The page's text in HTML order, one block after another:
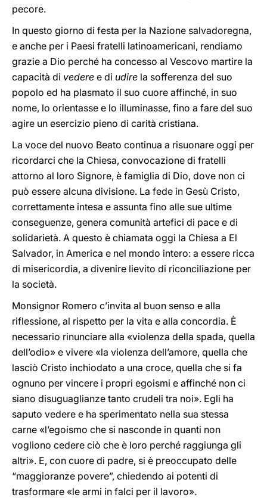
pecore.
In questo giorno di festa per la Nazione salvadoregna,
e anche per i Paesi fratelli latinoamericani, rendiamo
grazie a Dio perché ha concesso al Vescovo martire la
capacità di vedere e di udire la sofferenza del suo
popolo ed ha plasmato il suo cuore affinché, in suo
nome, lo orientasse e lo illuminasse, fino a fare del suo
agire un esercizio pieno di carità cristiana.
La voce del nuovo Beato continua a risuonare oggi per
ricordarci che la Chiesa, convocazione di fratelli
attorno al loro Signore, è famiglia di Dio, dove non ci
può essere alcuna divisione. La fede in Gesù Cristo,
correttamente intesa e assunta fino alle sue ultime
conseguenze, genera comunità artefici di pace e di
solidarietà. A questo è chiamata oggi la Chiesa a El
Salvador, in America e nel mondo intero: a essere ricca
di misericordia, a divenire lievito di riconciliazione per
la società.
Monsignor Romero c’invita al buon senso e alla
riflessione, al rispetto per la vita e alla concordia. È
necessario rinunciare alla «violenza della spada, quella
dell’odio» e vivere «la violenza dell’amore, quella che
lasciò Cristo inchiodato a una croce, quella che si fa
ognuno per vincere i propri egoismi e affinché non ci
siano disuguaglianze tanto crudeli tra noi». Egli ha
saputo vedere e ha sperimentato nella sua stessa
carne «l’egoismo che si nasconde in quanti non
vogliono cedere ciò che è loro perché raggiunga gli
altri». E, con cuore di padre, si è preoccupato delle
“maggioranze povere”, chiedendo ai potenti di
trasformare «le armi in falci per il lavoro».